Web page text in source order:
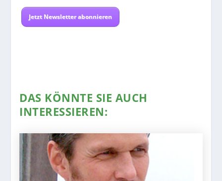
Jetzt Newsletter abonnieren
DAS KÖNNTE SIE AUCH
INTERESSIEREN: